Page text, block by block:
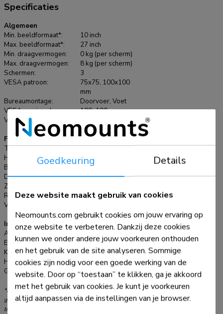
profiteert u optimaal van de mogelijkheden van uw monitor.
De monitorsteun is eenvoudig in hoogte en diepte te
verstellen. Tevens kunt u het scherm zwenken en roteren.
Hierdoor creëert u de ideale ergonomische werkhouding. Dit
verkleint de kans op nek- en rugklachten. Kabels zijn netjes
weg te werken aan de onderzijde van de horizontale arm. De
FPMA-D700DD3 heeft 1 draaipunt en is geschikt voor
schermen t/m 27" (69 cm). Het draagvermogen van de arm is
8 kg per scherm. Dit product is geschikt voor schermen met
een VESA gatenpatroon van 75x75 mm of 100x100 mm.
Heeft u een afwijkend (groter) gatenpatroon, dan kunt u dit
oplossen met een van onze VESA verloopplaten.
Specificaties
Algemeen
Min. beeldformaat*:
10 inch
Max. beeldformaat*:
27 inch
Min. draagvermogen:
0 kg (per scherm)
Max. draagvermogen:
8 kg (per scherm)
Schermen:
3
VESA patroon:
75x75, 100x100
mm
Bureaumontage:
Doorvoer, Voet
VESA maximaal:
100x100 mm
VESA minimaal:
Functionaliteit
Type:
Roteren, Zwenken
Hoogteverstelling:
34-45 cm
Breedteverstelling:
32-130 cm
Diepteverstelling:
7 cm
Zwenken (graden):
Roteren (graden):
360°
Verstellingstype:
Informatie
Artikelnummer:
EAN:
8717371444129
Kleur:
Zwart
Hoofdmateriaal:
Staal
Garantie:
5 jaar
*NB. De vermelde inch-maten zijn slechts een indicatie, gecombineerd met het
gewicht en de VESA-maten. Het maximale gewicht en de VESA-maat zijn absolute
beperkingen voor de producten en dienen niet te worden overschreden.
Goedkeuring Details
Deze website maakt gebruik van cookies
Neomounts.com gebruikt cookies om jouw ervaring op
onze website te verbeteren. Dankzij deze cookies
kunnen we onder andere jouw voorkeuren onthouden
en het gebruik van de site analyseren. Sommige
cookies zijn nodig voor een goede werking van de
website. Door op “toestaan” te klikken, ga je akkoord
met het gebruik van cookies. Je kunt je voorkeuren
altijd aanpassen via de instellingen van je browser.